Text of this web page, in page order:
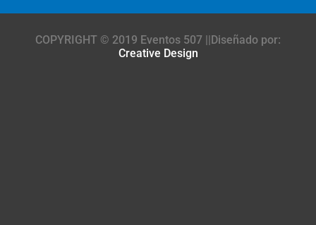
COPYRIGHT © 2019 Eventos 507 ||Diseñado por:
Creative Design